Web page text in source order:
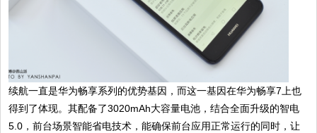
续航一直是华为畅享系列的优势基因，而这一基因在华为畅享7上也
得到了体现。其配备了3020mAh大容量电池，结合全面升级的智电
5.0，前台场景智能省电技术，能确保前台应用正常运行的同时，让